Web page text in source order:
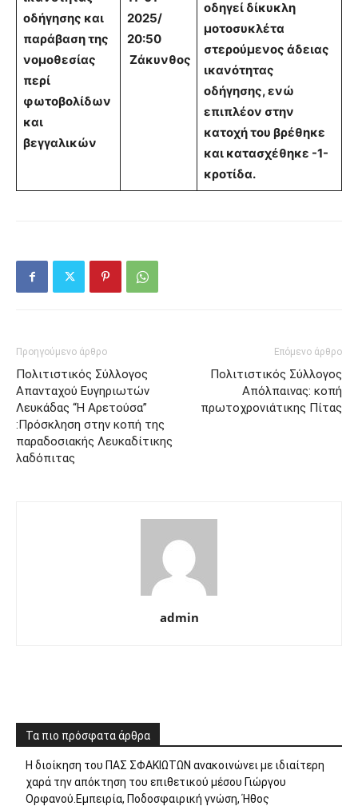
οδήγησης και
παράβαση της
νομοθεσίας
περί
φωτοβολίδων
και
βεγγαλικών
2025/
20:50
Ζάκυνθος
οδηγεί δίκυκλη
μοτοσυκλέτα
στερούμενος άδειας
ικανότητας
οδήγησης, ενώ
επιπλέον στην
κατοχή του βρέθηκε
και κατασχέθηκε -1-
κροτίδα.
Προηγούμενο άρθρο
Πολιτιστικός Σύλλογος
Απανταχού Ευγηριωτών
Λευκάδας “Η Αρετούσα”
:Πρόσκληση στην κοπή της
παραδοσιακής Λευκαδίτικης
λαδόπιτας
Επόμενο άρθρο
Πολιτιστικός Σύλλογος
Απόλπαινας: κοπή
πρωτοχρονιάτικης Πίτας
admin
Τα πιο πρόσφατα άρθρα
Η διοίκηση του ΠΑΣ ΣΦΑΚΙΩΤΩΝ ανακοινώνει με ιδιαίτερη
χαρά την απόκτηση του επιθετικού μέσου Γιώργου
Ορφανού.Εμπειρία, Ποδοσφαιρική γνώση, Ήθος